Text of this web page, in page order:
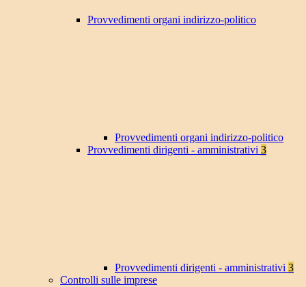
Provvedimenti organi indirizzo-politico
Provvedimenti organi indirizzo-politico
Provvedimenti dirigenti - amministrativi 3
Provvedimenti dirigenti - amministrativi 3
Controlli sulle imprese